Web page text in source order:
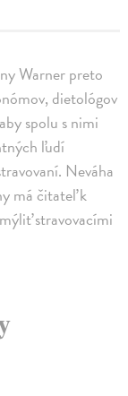
Warner preto
dietológov
spolu s nimi
ľudí
Neváha
má čitateľ k
stravovacími